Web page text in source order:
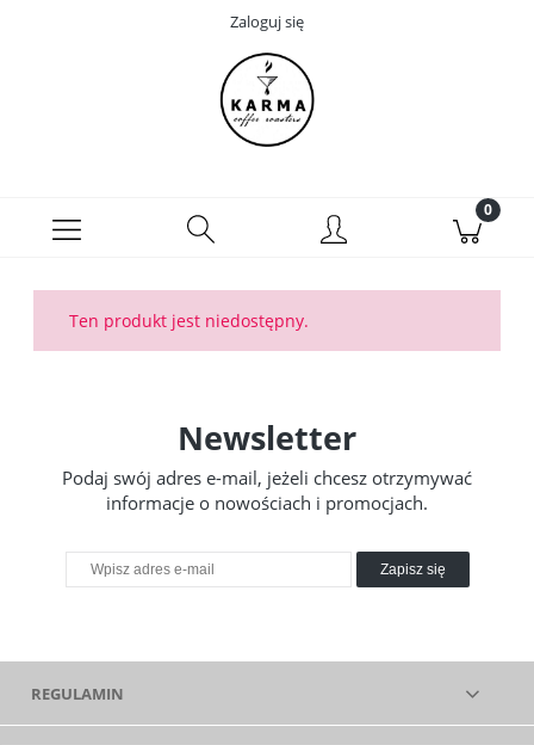
Zaloguj się
Ten produkt jest niedostępny.
Newsletter
Podaj swój adres e-mail, jeżeli chcesz otrzymywać
informacje o nowościach i promocjach.
Zapisz się
REGULAMIN